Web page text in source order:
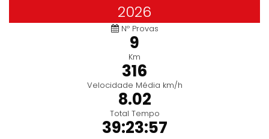
2026
Nº Provas
9
Km
316
Velocidade Média km/h
8.02
Total Tempo
39:23:57